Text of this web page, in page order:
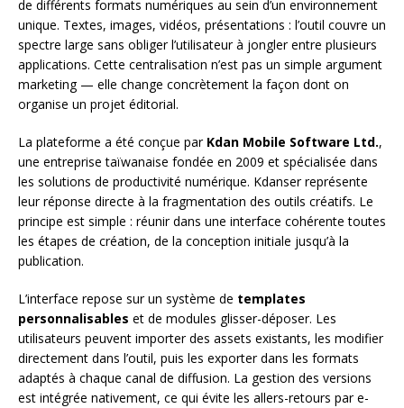
de différents formats numériques au sein d’un environnement
unique. Textes, images, vidéos, présentations : l’outil couvre un
spectre large sans obliger l’utilisateur à jongler entre plusieurs
applications. Cette centralisation n’est pas un simple argument
marketing — elle change concrètement la façon dont on
organise un projet éditorial.
La plateforme a été conçue par Kdan Mobile Software Ltd.,
une entreprise taïwanaise fondée en 2009 et spécialisée dans
les solutions de productivité numérique. Kdanser représente
leur réponse directe à la fragmentation des outils créatifs. Le
principe est simple : réunir dans une interface cohérente toutes
les étapes de création, de la conception initiale jusqu’à la
publication.
L’interface repose sur un système de templates
personnalisables et de modules glisser-déposer. Les
utilisateurs peuvent importer des assets existants, les modifier
directement dans l’outil, puis les exporter dans les formats
adaptés à chaque canal de diffusion. La gestion des versions
est intégrée nativement, ce qui évite les allers-retours par e-